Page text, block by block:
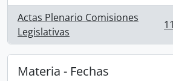
Actas Plenario Comisiones
Legislativas
, 1194 resultados
Materia - Fechas